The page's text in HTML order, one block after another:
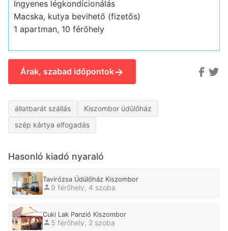
Ingyenes légkondícionálás
Macska, kutya bevihető (fizetős)
1 apartman, 10 férőhely
Árak, szabad időpontok→
állatbarát szállás
Kiszombor üdülőház
szép kártya elfogadás
Hasonló kiadó nyaraló
Tavirózsa Üdülőház Kiszombor
9 férőhely, 4 szoba
Cuki Lak Panzió Kiszombor
5 férőhely, 2 szoba